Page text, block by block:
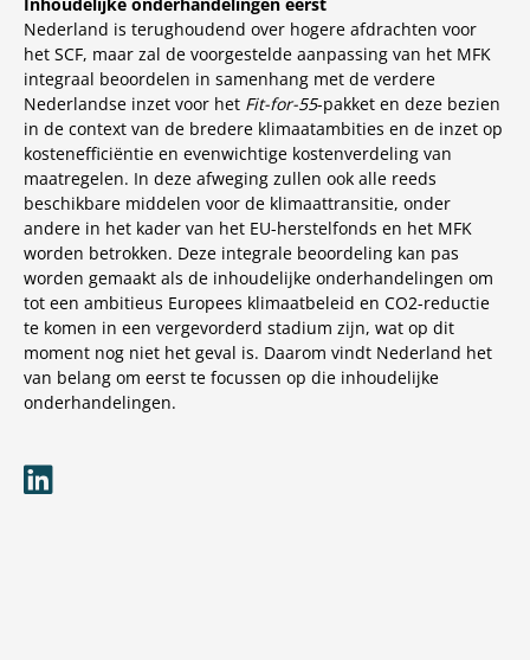
Nederland is terughoudend over hogere afdrachten voor
het SCF, maar zal de voorgestelde aanpassing van het MFK
integraal beoordelen in samenhang met de verdere
Nederlandse inzet voor het Fit-for-55-pakket en deze bezien
in de context van de bredere klimaatambities en de inzet op
kostenefficiëntie en evenwichtige kostenverdeling van
maatregelen. In deze afweging zullen ook alle reeds
beschikbare middelen voor de klimaattransitie, onder
andere in het kader van het EU-herstelfonds en het MFK
worden betrokken. Deze integrale beoordeling kan pas
worden gemaakt als de inhoudelijke onderhandelingen om
tot een ambitieus Europees klimaatbeleid en CO2-reductie
te komen in een vergevorderd stadium zijn, wat op dit
moment nog niet het geval is. Daarom vindt Nederland het
van belang om eerst te focussen op die inhoudelijke
onderhandelingen.